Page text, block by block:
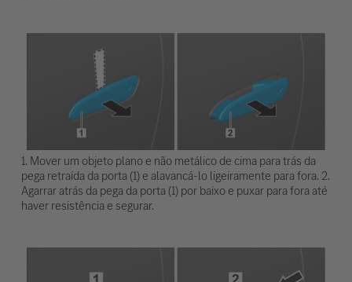
1. Mover um objeto plano e não metálico de cima para trás da
pega retraída da porta (1) e alavancá-lo ligeiramente para fora. 2.
Agarrar atrás da pega da porta (1) por baixo e puxar para fora até
haver resistência e segurar.